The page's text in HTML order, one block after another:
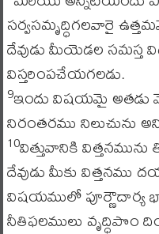
సర్వసమృద్ధిగలవారై
దేవుడు మీయెడల సమస్త
విస్తరింపచేయగలడు.
9ఇందు విషయమై అతడు
నిరంతరము నిలుచును
10విత్తువానికి
దేవుడు మీకు విత్తనము
విషయములో పూర్ణౌదార్య
నీతిఫలములు వృద్ధిపొం